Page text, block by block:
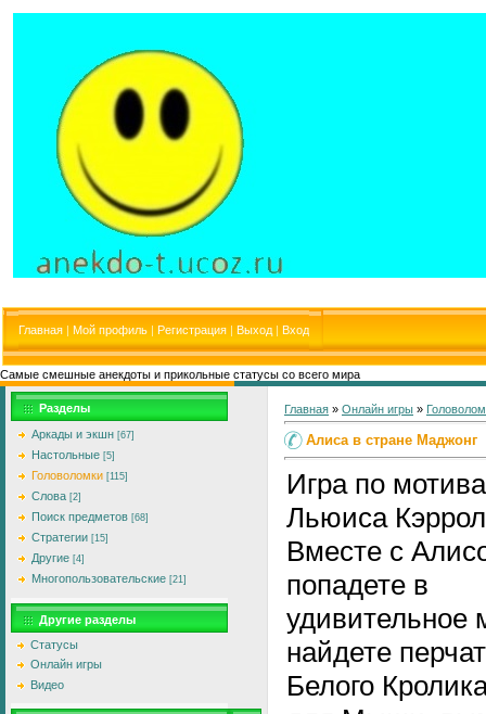
Главная | Мой профиль | Регистрация | Выход | Вход
Самые смешные анекдоты и прикольные статусы со всего мира
Разделы
Аркады и экшн [67]
Настольные [5]
Головоломки [115]
Слова [2]
Поиск предметов [68]
Стратегии [15]
Другие [4]
Многопользовательские [21]
Другие разделы
Статусы
Онлайн игры
Видео
Главная » Онлайн игры »
Алиса в стране Маджонг
Игра по
Льюиса
Вместе с
попадете в
удивительное
найдете
Белого